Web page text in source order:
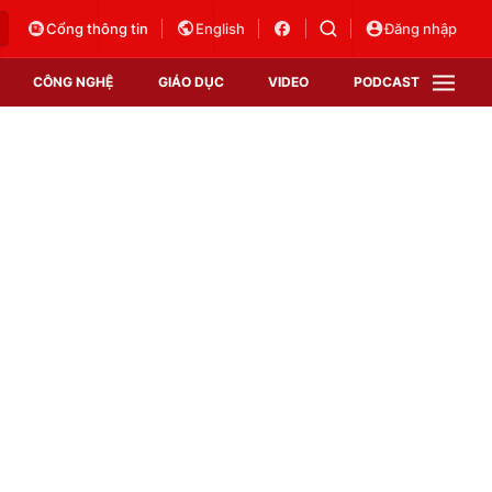
Cổng thông tin English Đăng nhập
CÔNG NGHỆ GIÁO DỤC VIDEO PODCAST